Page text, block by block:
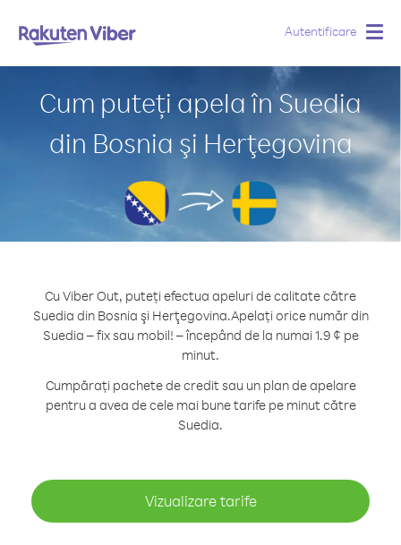
Autentificare
Cum puteți apela în Suedia
din Bosnia şi Herţegovina
Cu Viber Out, puteți efectua apeluri de calitate către
Suedia din Bosnia şi Herţegovina.Apelați orice număr din
Suedia – fix sau mobil! – începând de la numai 1.9 ¢ pe
minut.
Cumpărați pachete de credit sau un plan de apelare
pentru a avea de cele mai bune tarife pe minut către
Suedia.
Vizualizare tarife